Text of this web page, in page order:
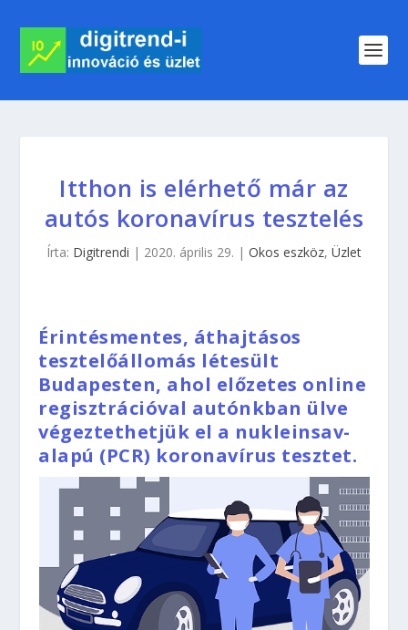
Itthon is elérhető már az
autós koronavírus tesztelés
Írta: Digitrendi | 2020. április 29. | Okos eszköz, Üzlet
Érintésmentes, áthajtásos
tesztelőállomás létesült
Budapesten, ahol előzetes online
regisztrációval autónkban ülve
végeztethetjük el a nukleinsav-
alapú (PCR) koronavírus tesztet.